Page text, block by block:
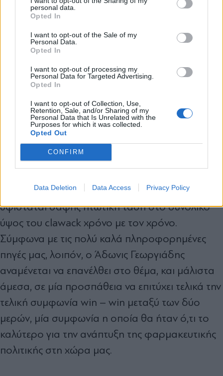
personal data.
Opted In
I want to opt-out of the Sale of my
Personal Data.
Opted In
I want to opt-out of processing my
Personal Data for Targeted Advertising.
Opted In
I want to opt-out of Collection, Use,
Retention, Sale, and/or Sharing of my
Personal Data that Is Unrelated with the
Purposes for which it was collected.
Opted Out
CONFIRM
Data Deletion Data Access Privacy Policy
φαρμακοβιομηχανίας, αλλά από την απάντηση
την οποία έλαβε διαφαίνεται μία σοβαρή
υπαναχώρηση της τελευταίας. Η αλήθεια,
πάντως, είναι ότι μπορεί στο σχέδιο του Άδωνι
Γεωργιάδη για το τριετές μνημόνιο συνεργασίας
προβλεπόμενο ανώτατο όριο για το clawback,
το οποίο θα κληθεί να καταβάλλει για τα τρία
αμέσως προσεχή χρόνια η φαρμακοβιομηχανία
προς το Δημόσιο, όπως ζητεί εκ νέου και μετ’
διαπιστώνει ακόμη και η τελευταία ότι
υφίσταται σαφής πτωτική τάση στο συνολικό
ύψος του clawack χρόνο με τον χρόνο.
Σύμφωνα με τις πολύ καλά πληροφορημένες
πηγές μας, λοιπόν, ο Άδωνις Γεωργιάδης
αναμένεται να επανέλθει στο θέμα, και μάλιστα
άμεσα, σε μία προσπάθεια να επιτύχει τελικά την
τελική συμφωνία win – win μεταξύ των δύο
μερών, μία συμφωνία η οποία θα ήταν ό,τι το
καλύτερο για την ανάπτυξη της φαρμακευτικής
πολιτικής στη χώρα μας.
Αποδέχομαι τους
και την πολιτική απορρήτου
X